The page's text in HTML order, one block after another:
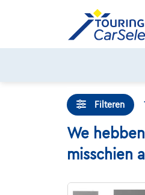
Filteren
We
misschien